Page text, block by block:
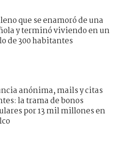
que se enamoró de una
y terminó viviendo en un
de 300 habitantes
anónima, mails y citas
la trama de bonos
por 13 mil millones en